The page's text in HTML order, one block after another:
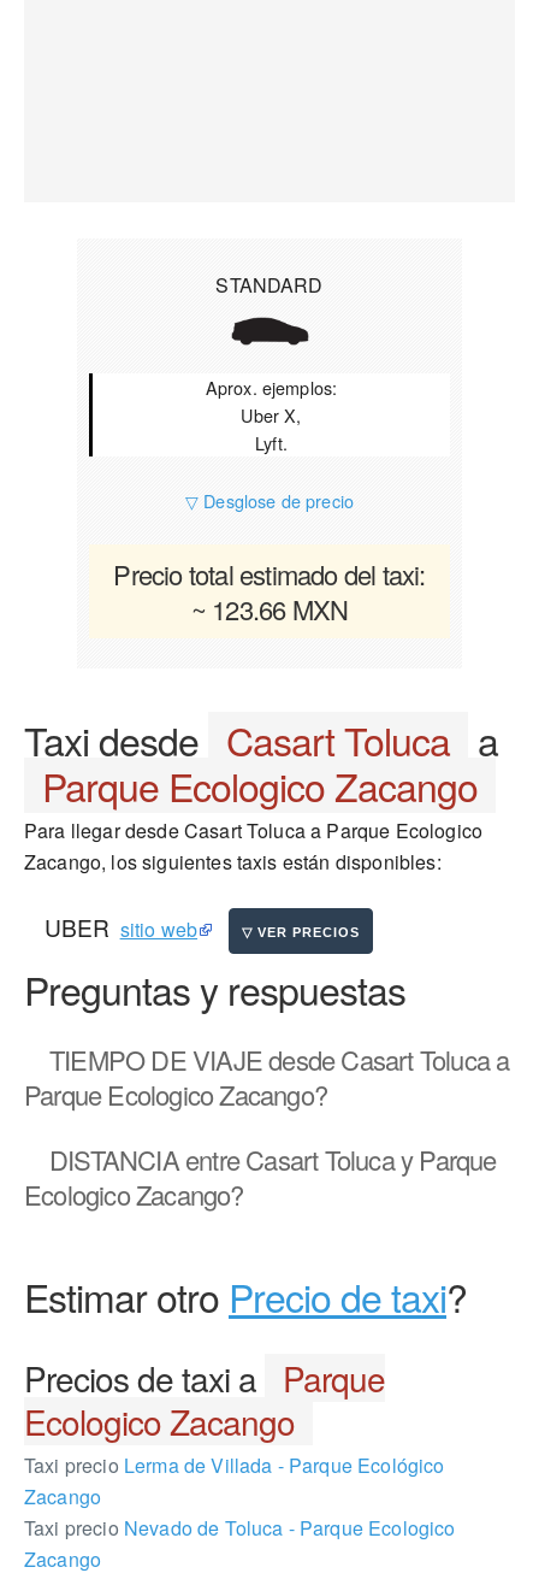
STANDARD
Aprox. ejemplos:
Uber X,
Lyft.
▽ Desglose de precio
Precio total estimado del taxi:
~ 123.66 MXN
Taxi desde Casart Toluca a
Parque Ecologico Zacango
Para llegar desde Casart Toluca a Parque Ecologico
Zacango, los siguientes taxis están disponibles:
UBER sitio web
Preguntas y respuestas
TIEMPO DE VIAJEdesde Casart Toluca a
Parque Ecologico Zacango?
DISTANCIAentre Casart Toluca y Parque
Ecologico Zacango?
Estimar otro Precio de taxi?
Precios de taxi a Parque
Ecologico Zacango
Taxi precio Lerma de Villada - Parque Ecológico
Zacango
Taxi precio Nevado de Toluca - Parque Ecologico
Zacango